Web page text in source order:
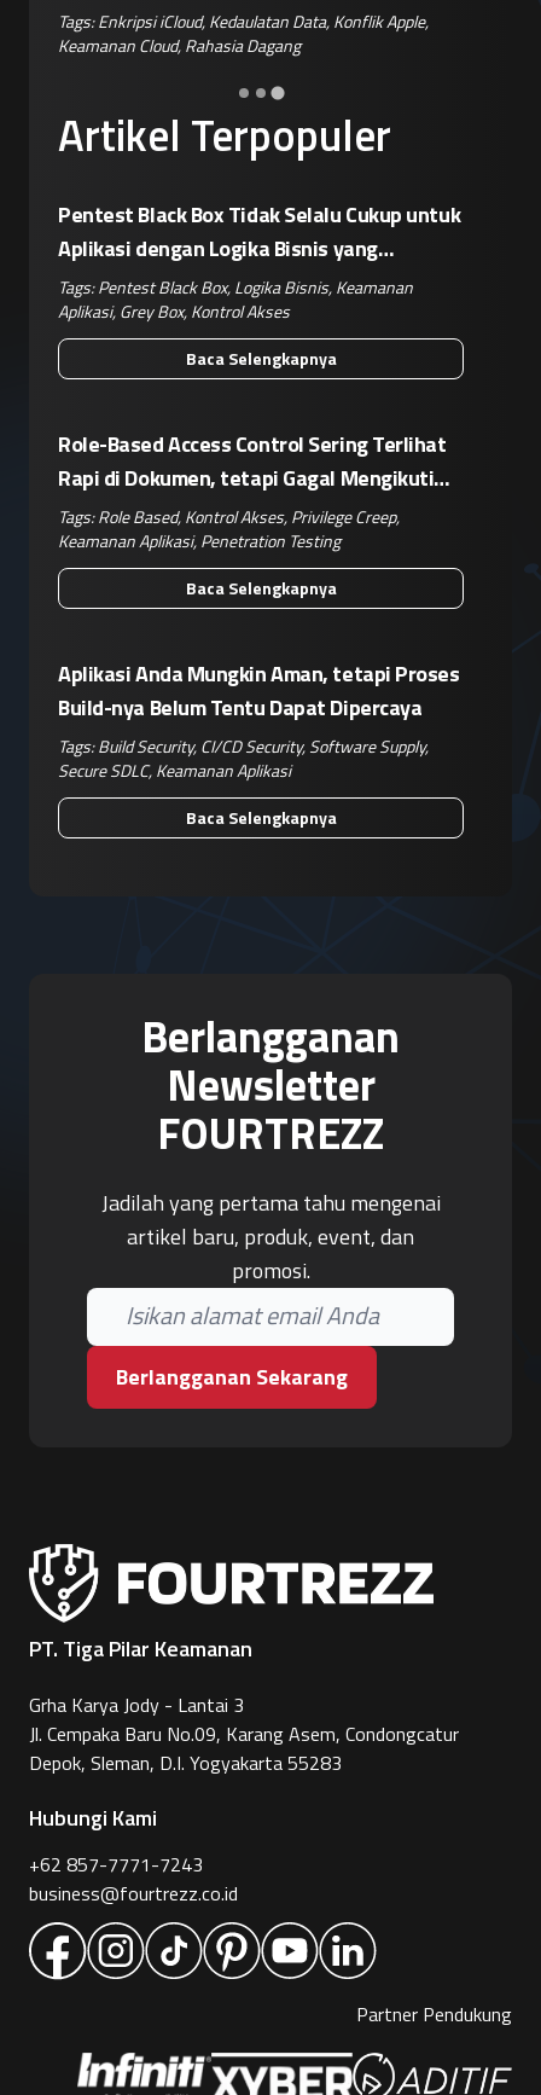
Artikel Terpopuler
Pentest Black Box Tidak Selalu Cukup untuk
Aplikasi dengan Logika Bisnis yang
Kompleks
Tags:Pentest Black Box,Logika Bisnis,Keamanan
Aplikasi,Grey Box,Kontrol Akses
Baca Selengkapnya
Role-Based Access Control Sering Terlihat
Rapi di Dokumen, tetapi Gagal Mengikuti
Operasional Nyata
Tags:Role Based,Kontrol Akses,Privilege Creep,
Keamanan Aplikasi,Penetration Testing
Baca Selengkapnya
Aplikasi Anda Mungkin Aman, tetapi Proses
Build-nya Belum Tentu Dapat Dipercaya
Tags:Build Security,CI/CD Security,Software Supply,
Secure SDLC,Keamanan Aplikasi
Baca Selengkapnya
Tags:Perang Teknologi,Kebijakan AS,Retaliasi China
Keamanan IoT,Risiko Pasok
Berlangganan
Newsletter
FOURTREZZ
Jadilah yang pertama tahu mengenai
artikel baru, produk, event, dan
promosi.
Berlangganan Sekarang
PT. Tiga Pilar Keamanan
Grha Karya Jody - Lantai 3
Jl. Cempaka Baru No.09, Karang Asem, Condongcatur
Depok, Sleman, D.I. Yogyakarta 55283
Hubungi Kami
+62 857-7771-7243
business@fourtrezz.co.id
Partner Pendukung